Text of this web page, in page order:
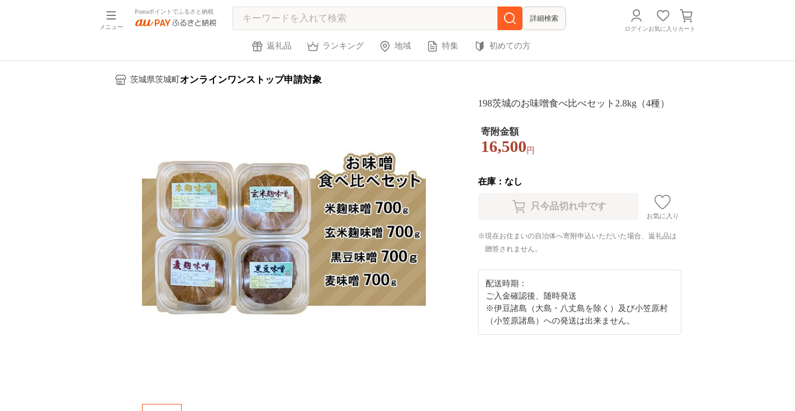
メニュー
Pontaポイントでふるさと納税
詳細検索
ログインお気に入り カート
返礼品 ランキング 地域 特集 初めての方
茨城県茨城町 オンラインワンストップ申請対象
198茨城のお味噌食べ比べセット2.8kg（4種）
寄附金額
16,500 円
在庫：なし
お気に入り
現在お住まいの自治体へ寄附申込いただいた場合、返礼品は
贈答されません。
配送時期：
ご入金確認後、随時発送
※伊豆諸島（大島・八丈島を除く）及び小笠原村
（小笠原諸島）への発送は出来ません。